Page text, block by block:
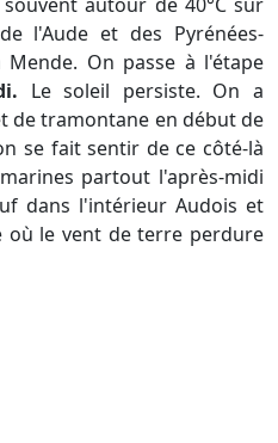
l'Aude et des Pyrénées-
Mende. On passe à l'étape
Le soleil persiste. On a
de tramontane en début de
se fait sentir de ce côté-là
partout l'après-midi
dans l'intérieur Audois et
où le vent de terre perdure